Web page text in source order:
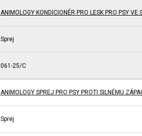
ANIMOLOGY KONDICIONÉR PRO LESK PRO PSY VE
Sprej
061-25/C
ANIMOLOGY SPREJ PRO PSY PROTI SILNÉMU
Sprej